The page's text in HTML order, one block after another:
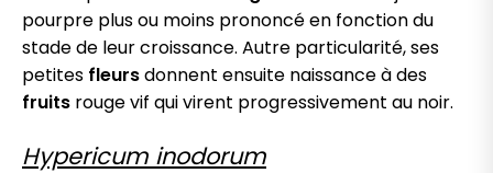
pourpre plus ou moins prononcé en fonction du
stade de leur croissance. Autre particularité, ses
petites fleursdonnent ensuite naissance à des
fruits rouge vif qui virent progressivement au noir.
Hypericum inodorum